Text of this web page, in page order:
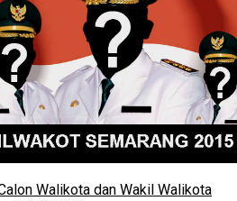
Walikota dan Wakil Walikota